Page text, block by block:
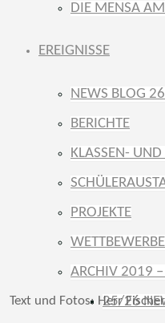
DIE MENSA
EREIGNISSE
NEWS BLOG
BERICHTE
KLASSEN-
PROJEKTE
WETTBEWERBE
ARCHIV 2019
25/26
Text und Fotos: Herr Fischer